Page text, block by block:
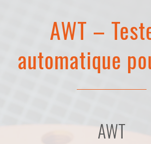
AWT –
automatique
AWT